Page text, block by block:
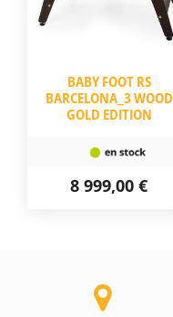
BABY FOOT RS
BARCELONA_3 WOOD
GOLD EDITION
8 999,00 €